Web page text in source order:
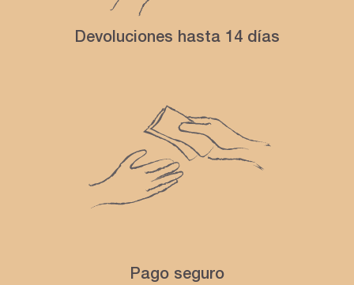
Devoluciones hasta 14 días
Pago seguro